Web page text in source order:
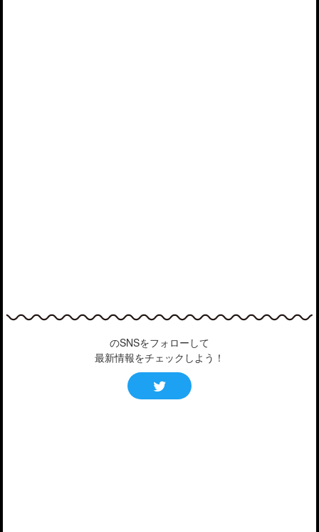
のSNSをフォローして
最新情報をチェックしよう！